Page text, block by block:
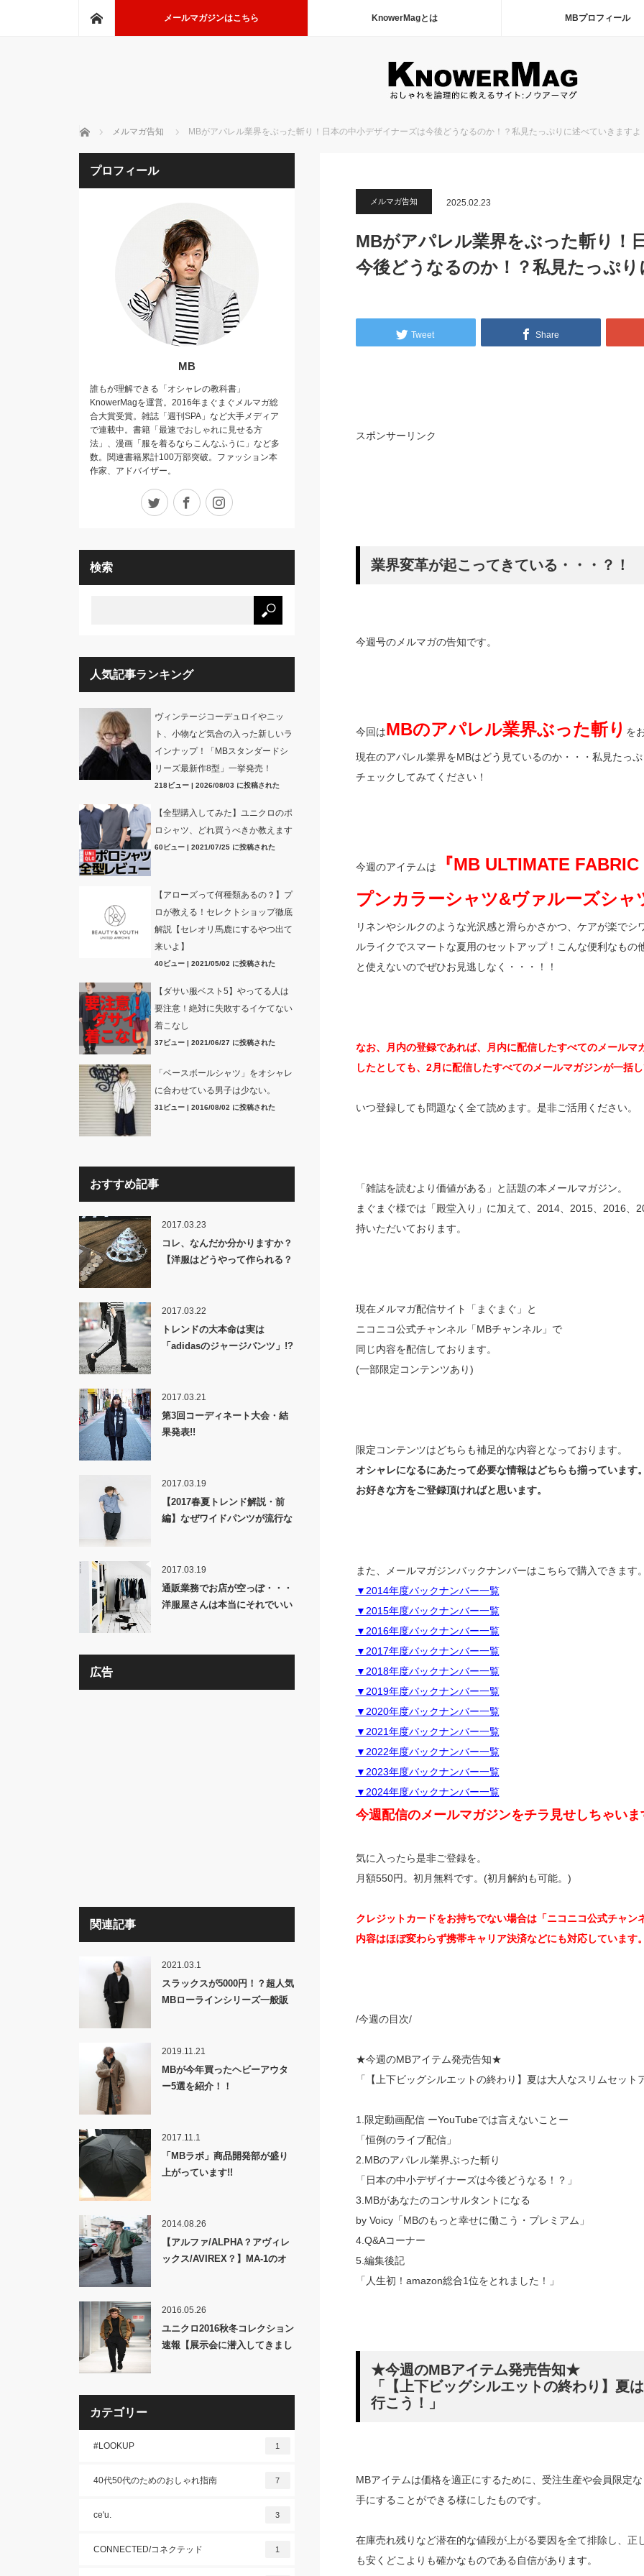
メールマガジンはこちら KnowerMagとは MBプロフィール
ホーム メルマガ告知 MBがアパレル業界をぶった斬り！日本の中小デザイナーズは今後どうなるのか！？私見たっぷりに述べていきますよ
メルマガ告知 2025.02.23
MBがアパレル業界をぶった斬り！
今後どうなるのか！？私見たっぷ
Tweet Share
スポンサーリンク
業界変革が起こってきている・・・？！
今週号のメルマガの告知です。
今回はMBのアパレル業界ぶった斬り を
現在のアパレル業界をMBはどう見ているのか・・・私見たっ
チェックしてみてください！
今週のアイテムは
『MB ULTIMATE
プンカラーシャツ&ヴァルーズシ
リネンやシルクのような光沢感と滑らかさかつ、ケアが楽で
ルライクでスマートな夏用のセットアップ！こんな便利なも
と使えないのでぜひお見逃しなく・・・！！
なお、月内の登録であれば、月内に配信したすべてのメール
したとしても、2月に配信したすべてのメールマガジンが一括
いつ登録しても問題なく全て読めます。是非ご活用ください。
「雑誌を読むより価値がある」と話題の本メールマガジン。
まぐまぐ様では「殿堂入り」に加えて、2014、2015、2016、
持いただいております。
現在メルマガ配信サイト「まぐまぐ」と
ニコニコ公式チャンネル「MBチャンネル」で
同じ内容を配信しております。
(一部限定コンテンツあり)
限定コンテンツはどちらも補足的な内容となっております。
オシャレになるにあたって必要な情報はどちらも揃っています
お好きな方をご登録頂ければと思います。
また、メールマガジンバックナンバーはこちらで購入できます
▼2014年度バックナンバー一覧
▼2015年度バックナンバー一覧
▼2016年度バックナンバー一覧
▼2017年度バックナンバー一覧
▼2018年度バックナンバー一覧
▼2019年度バックナンバー一覧
▼2020年度バックナンバー一覧
▼2021年度バックナンバー一覧
▼2022年度バックナンバー一覧
▼2023年度バックナンバー一覧
▼2024年度バックナンバー一覧
今週配信のメールマガジンをチラ見せしちゃいま
気に入ったら是非ご登録を。
月額550円。初月無料です。(初月解約も可能。)
クレジットカードをお持ちでない場合は「ニコニコ公式チャ
内容はほぼ変わらず携帯キャリア決済などにも対応しています
/今週の目次/
★今週のMBアイテム発売告知★
「【上下ビッグシルエットの終わり】夏は大人なスリムセット
1.限定動画配信 ーYouTubeでは言えないことー
「恒例のライブ配信」
2.MBのアパレル業界ぶった斬り
「日本の中小デザイナーズは今後どうなる！？」
3.MBがあなたのコンサルタントになる
by Voicy「MBのもっと幸せに働こう・プレミアム」
4.Q&Aコーナー
5.編集後記
「人生初！amazon総合1位をとれました！」
★今週のMBアイテム発売告知★
「【上下ビッグシルエットの終わり】夏
行こう！」
MBアイテムは価格を適正にするために、受注生産や会員限定
手にすることができる様にしたものです。
在庫売れ残りなど潜在的な値段が上がる要因を全て排除し、
も安くどこよりも確かなものである自信があります。
プロフィール
MB
誰もが理解できる「オシャレの教科書」
KnowerMagを運営。2016年まぐまぐメルマガ総
合大賞受賞。雑誌「週刊SPA」など大手メディア
で連載中。書籍「最速でおしゃれに見せる方
法」、漫画「服を着るならこんなふうに」など多
数。関連書籍累計100万部突破。ファッション本
作家、アドバイザー。
Twitter Facebook
検索
人気記事ランキング
ヴィンテージコーデュロイやニッ
ト、小物など気合の入った新しいラ
インナップ！「MBスタンダードシ
リーズ最新作8型」一挙発売！
218ビュー| 2026/08/03 に投稿された
【全型購入してみた】ユニクロのポ
ロシャツ、どれ買うべきか教えます
60ビュー| 2021/07/25 に投稿された
【アローズって何種類あるの？】プ
ロが教える！セレクトショップ徹底
解説【セレオリ馬鹿にするやつ出て
来いよ】
40ビュー| 2021/05/02 に投稿された
【ダサい服ベスト5】やってる人は
要注意！絶対に失敗するイケてない
着こなし
37ビュー| 2021/06/27 に投稿された
「ベースボールシャツ」をオシャレ
に合わせている男子は少ない。
31ビュー| 2016/08/02 に投稿された
おすすめ記事
2017.03.23
コレ、なんだか分かりますか？
【洋服はどうやって作られる？
2017.03.22
トレンドの大本命は実は
「adidasのジャージパンツ」!?
2017.03.21
第3回コーディネート大会・結
果発表!!
2017.03.19
【2017春夏トレンド解説・前
編】なぜワイドパンツが流行な
2017.03.19
通販業務でお店が空っぽ・・・
洋服屋さんは本当にそれでいい
広告
関連記事
2021.03.1
スラックスが5000円！？超人気
MBローラインシリーズ一般販
2019.11.21
MBが今年買ったヘビーアウタ
ー5選を紹介！！
2017.11.1
「MBラボ」商品開発部が盛り
上がっています!!
2014.08.26
【アルファ/ALPHA？アヴィレ
ックス/AVIREX？】MA-1のオ
エーワン】
2016.05.26
ユニクロ2016秋冬コレクション
速報【展示会に潜入してきまし
カテゴリー
#LOOKUP 1
40代50代のためのおしゃれ指南 7
ce'u. 3
CONNECTED/コネクテッド 1